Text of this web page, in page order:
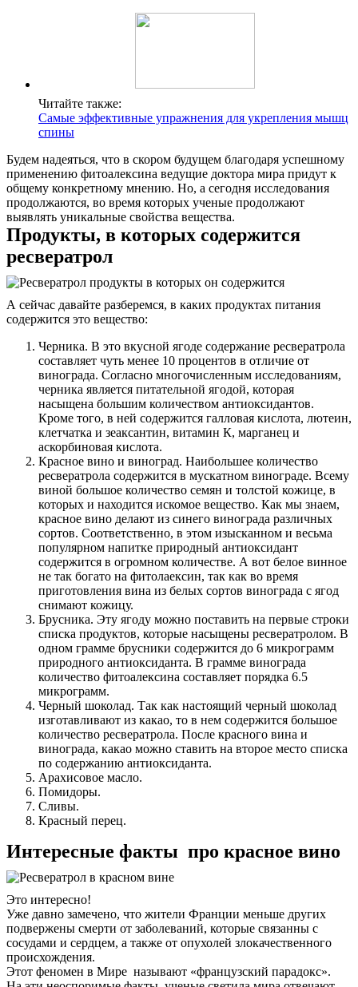
Читайте также:
Самые эффективные упражнения для укрепления мышц
спины
Будем надеяться, что в скором будущем благодаря успешному
применению фитоалексина ведущие доктора мира придут к
общему конкретному мнению. Но, а сегодня исследования
продолжаются, во время которых ученые продолжают
выявлять уникальные свойства вещества.
Продукты, в которых содержится
ресвератрол
А сейчас давайте разберемся, в каких продуктах питания
содержится это вещество:
Черника. В это вкусной ягоде содержание ресвератрола
составляет чуть менее 10 процентов в отличие от
винограда. Согласно многочисленным исследованиям,
черника является питательной ягодой, которая
насыщена большим количеством антиоксидантов.
Кроме того, в ней содержится галловая кислота, лютеин,
клетчатка и зеаксантин, витамин К, марганец и
аскорбиновая кислота.
Красное вино и виноград. Наибольшее количество
ресвератрола содержится в мускатном винограде. Всему
виной большое количество семян и толстой кожице, в
которых и находится искомое вещество. Как мы знаем,
красное вино делают из синего винограда различных
сортов. Соответственно, в этом изысканном и весьма
популярном напитке природный антиоксидант
содержится в огромном количестве. А вот белое винное
не так богато на фитолаексин, так как во время
приготовления вина из белых сортов винограда с ягод
снимают кожицу.
Брусника. Эту ягоду можно поставить на первые строки
списка продуктов, которые насыщены ресвератролом. В
одном грамме брусники содержится до 6 микрограмм
природного антиоксиданта. В грамме винограда
количество фитоалексина составляет порядка 6.5
микрограмм.
Черный шоколад. Так как настоящий черный шоколад
изготавливают из какао, то в нем содержится большое
количество ресвератрола. После красного вина и
винограда, какао можно ставить на второе место списка
по содержанию антиоксиданта.
Арахисовое масло.
Помидоры.
Сливы.
Красный перец.
Интересные факты про красное вино
Это интересно!
Уже давно замечено, что жители Франции меньше других
подвержены смерти от заболеваний, которые связанны с
сосудами и сердцем, а также от опухолей злокачественного
происхождения.
Этот феномен в Мире называют «французский парадокс».